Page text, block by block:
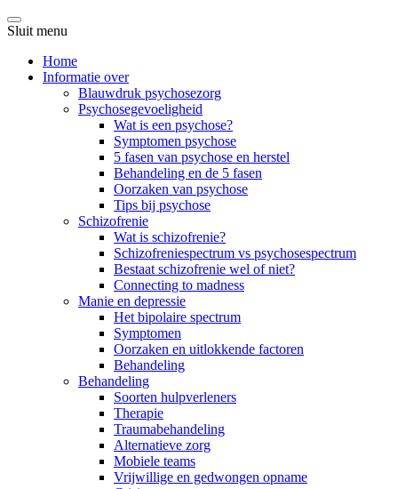
Sluit menu
Home
Informatie over
Blauwdruk psychosezorg
Psychosegevoeligheid
Wat is een psychose?
Symptomen psychose
5 fasen van psychose en herstel
Behandeling en de 5 fasen
Oorzaken van psychose
Tips bij psychose
Schizofrenie
Wat is schizofrenie?
Schizofreniespectrum vs psychosespectrum
Bestaat schizofrenie wel of niet?
Connecting to madness
Manie en depressie
Het bipolaire spectrum
Symptomen
Oorzaken en uitlokkende factoren
Behandeling
Behandeling
Soorten hulpverleners
Therapie
Traumabehandeling
Alternatieve zorg
Mobiele teams
Vrijwillige en gedwongen opname